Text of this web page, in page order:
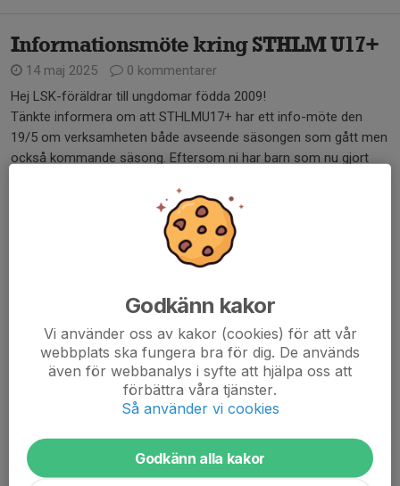
Informationsmöte kring STHLM U17+
14 maj 2025
0 kommentarer
Hej LSK-föräldrar till ungdomar födda 2009!
Tänkte informera om att STHLMU17+ har ett info-möte den
19/5 om verksamheten både avseende säsongen som gått men
också kommande säsong. Eftersom ni har barn som nu gjort
Klubbens FIS Policy
Hej alla FIS föräldrar/åkare
Som tidigare meddelats har dennaFIS policy antagits av
styrelsen vad gäller tävlingar mm. Denna gäller tillsvidare.
Läs mer
Godkänn kakor
Vi använder oss av kakor (cookies) för att vår
webbplats ska fungera bra för dig. De används
även för webbanalys i syfte att hjälpa oss att
förbättra våra tjänster.
Så använder vi cookies
Godkänn alla kakor